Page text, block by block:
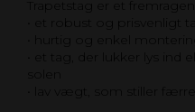
Trapetstag er et
• et robust og prisvenligt
• hurtig og enkel
• et tag, der lukker lys
• lav vægt, som stiller